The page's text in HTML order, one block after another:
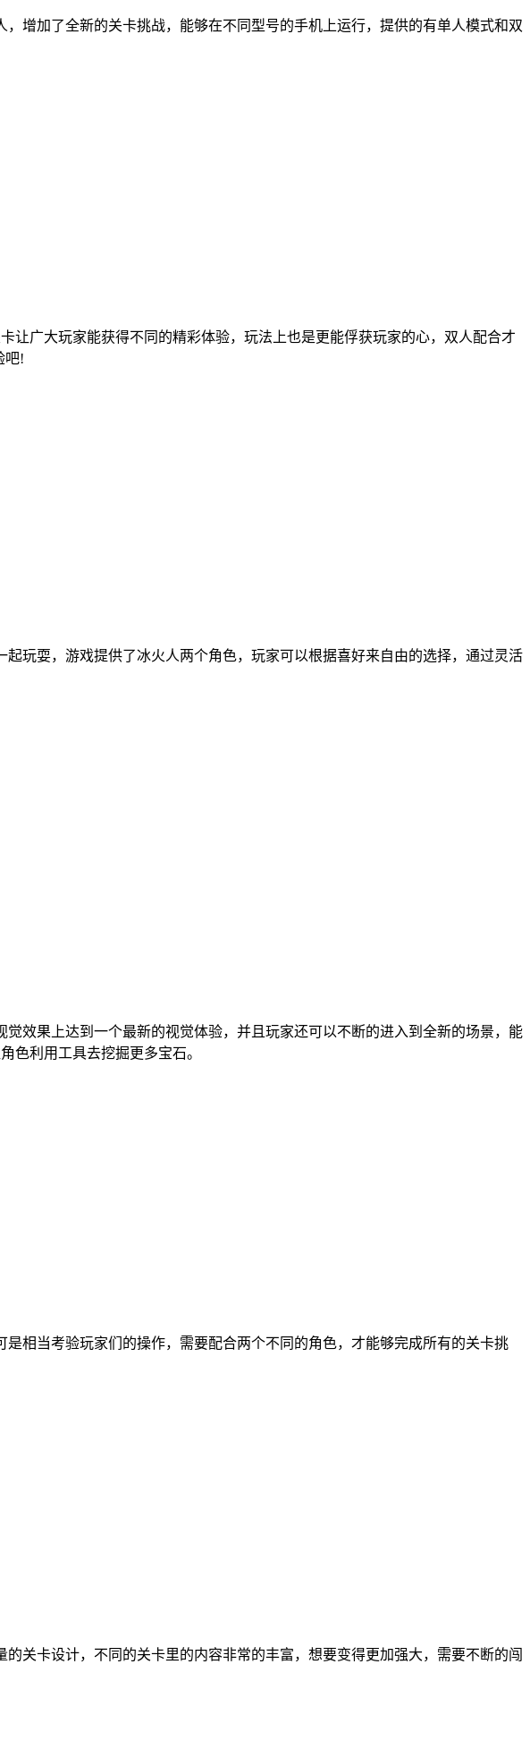
增加了全新的关卡挑战，能够在不同型号的手机上运行，提供的有单人模式和双
让广大玩家能获得不同的精彩体验，玩法上也是更能俘获玩家的心，双人配合才
吧!
玩耍，游戏提供了冰火人两个角色，玩家可以根据喜好来自由的选择，通过灵活
效果上达到一个最新的视觉体验，并且玩家还可以不断的进入到全新的场景，能
色利用工具去挖掘更多宝石。
相当考验玩家们的操作，需要配合两个不同的角色，才能够完成所有的关卡挑
关卡设计，不同的关卡里的内容非常的丰富，想要变得更加强大，需要不断的闯